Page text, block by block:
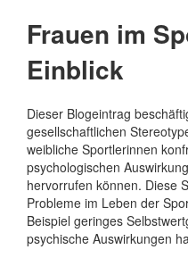
Frauen im
Einblick
Dieser Blogeintrag
gesellschaftlichen
weibliche Sportlerinnen
psychologischen
hervorrufen können. Diese
Probleme im Leben der
Beispiel geringes
psychische Auswirkungen